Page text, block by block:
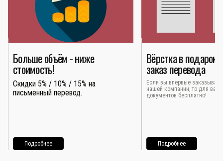
Больше объём - ниже
стоимость!
Скидки 5% / 10% / 15% на
письменный перевод.
Подробнее
Вёрстка в подарок
заказ перевода
Если вы впервые
нашей компании, то для вас
документов бесплатно!
Подробнее